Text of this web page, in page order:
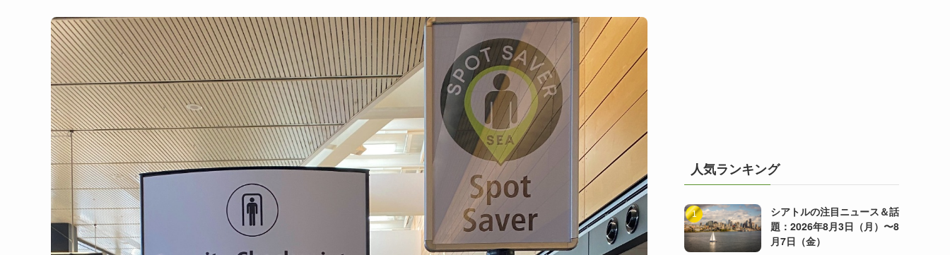
人気ランキング
シアトルの注目ニュース＆話
題：2026年8月3日（月）〜8
月7日（金）